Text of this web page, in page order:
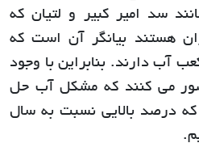
سد امیر کبیر و لتیان که
هستند بیانگر آن است که
متر مکعب آب دارند. بنابراین با وجود
می کنند که مشکل آب حل
درصد بالایی نسبت به سال